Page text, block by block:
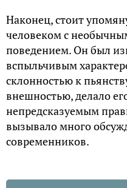
Наконец, стоит
человеком с
поведением. Он был
вспыльчивым
склонностью к
внешностью, делало
непредсказуемым
вызывало много
современников.